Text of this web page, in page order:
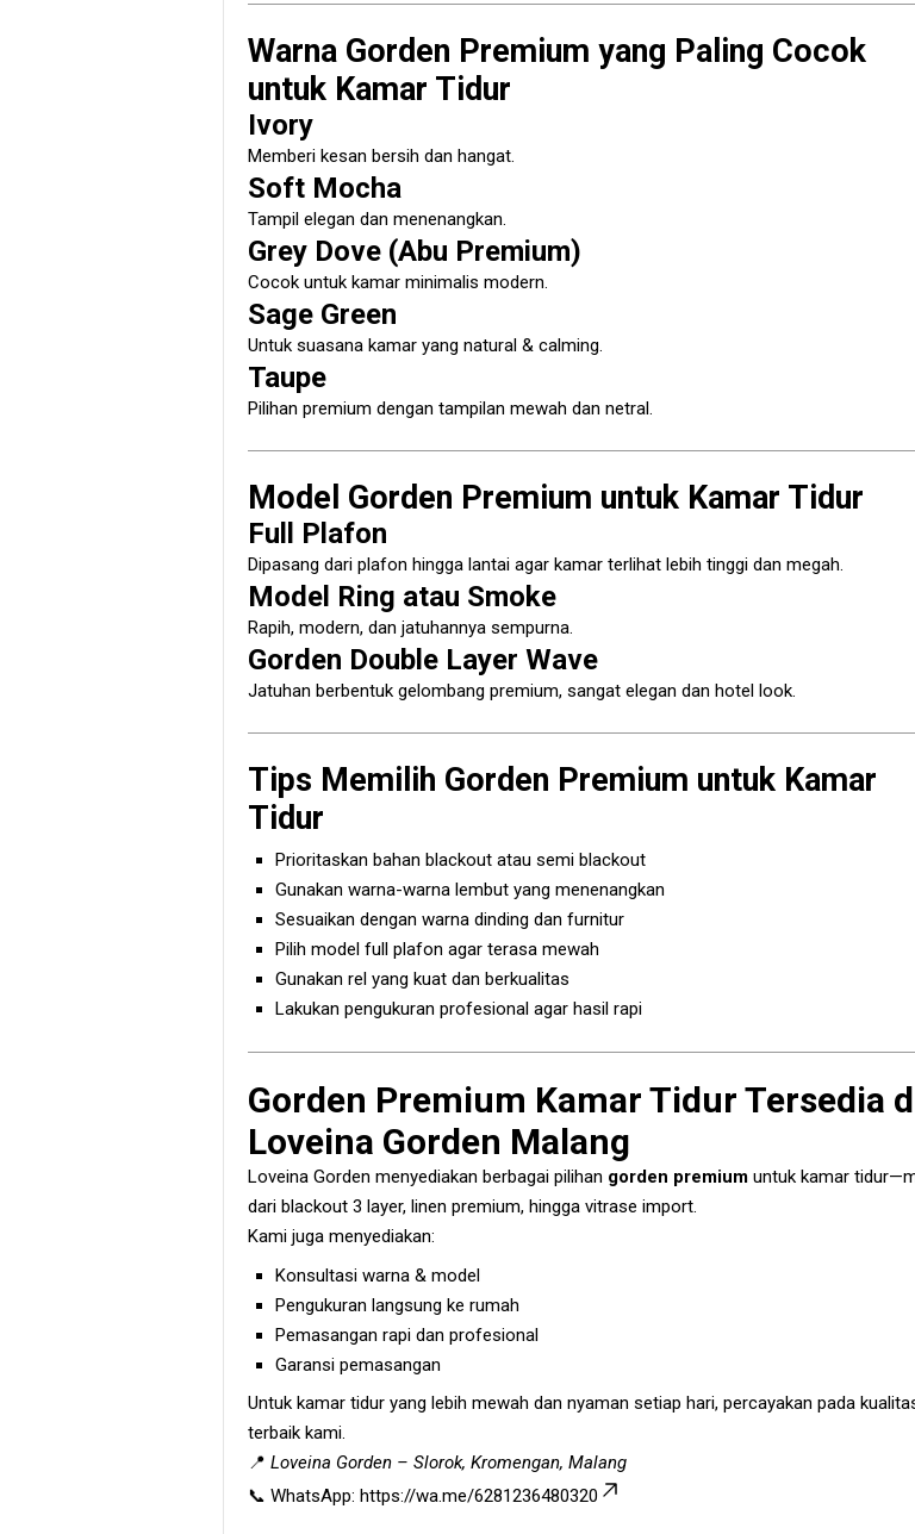
Warna Gorden Premium yang Paling Cocok
untuk Kamar Tidur
Ivory
Memberi kesan bersih dan hangat.
Soft Mocha
Tampil elegan dan menenangkan.
Grey Dove (Abu Premium)
Cocok untuk kamar minimalis modern.
Sage Green
Untuk suasana kamar yang natural & calming.
Taupe
Pilihan premium dengan tampilan mewah dan netral.
Model Gorden Premium untuk Kamar Tidur
Full Plafon
Dipasang dari plafon hingga lantai agar kamar terlihat lebih tinggi dan megah.
Model Ring atau Smoke
Rapih, modern, dan jatuhannya sempurna.
Gorden Double Layer Wave
Jatuhan berbentuk gelombang premium, sangat elegan dan hotel look.
Tips Memilih Gorden Premium untuk Kamar
Tidur
Prioritaskan bahan blackout atau semi blackout
Gunakan warna-warna lembut yang menenangkan
Sesuaikan dengan warna dinding dan furnitur
Pilih model full plafon agar terasa mewah
Gunakan rel yang kuat dan berkualitas
Lakukan pengukuran profesional agar hasil rapi
Gorden Premium Kamar Tidur Tersedia
Loveina Gorden Malang
Loveina Gorden menyediakan berbagai pilihan gorden premium untuk kamar
dari blackout 3 layer, linen premium, hingga vitrase import.
Kami juga menyediakan:
Konsultasi warna & model
Pengukuran langsung ke rumah
Pemasangan rapi dan profesional
Garansi pemasangan
Untuk kamar tidur yang lebih mewah dan nyaman setiap hari, percayakan pada
terbaik kami.
📍 Loveina Gorden – Slorok, Kromengan, Malang
📞 WhatsApp: https://wa.me/6281236480320